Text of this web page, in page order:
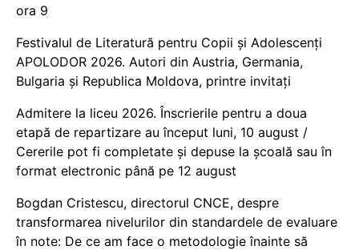
ora 9
Festivalul de Literatură pentru Copii și Adolescenți
APOLODOR 2026. Autori din Austria, Germania,
Bulgaria și Republica Moldova, printre invitați
Admitere la liceu 2026. Înscrierile pentru a doua
etapă de repartizare au început luni, 10 august /
Cererile pot fi completate și depuse la școală sau în
format electronic până pe 12 august
Bogdan Cristescu, directorul CNCE, despre
transformarea nivelurilor din standardele de evaluare
în note: De ce am face o metodologie înainte să